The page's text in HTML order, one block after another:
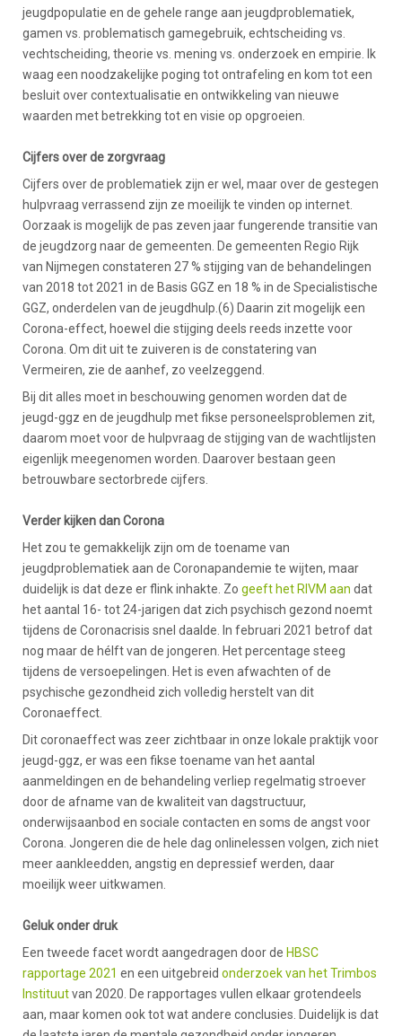
jeugdpopulatie en de gehele range aan jeugdproblematiek,
gamen vs. problematisch gamegebruik, echtscheiding vs.
vechtscheiding, theorie vs. mening vs. onderzoek en empirie. Ik
waag een noodzakelijke poging tot ontrafeling en kom tot een
besluit over contextualisatie en ontwikkeling van nieuwe
waarden met betrekking tot en visie op opgroeien.
Cijfers over de zorgvraag
Cijfers over de problematiek zijn er wel, maar over de gestegen
hulpvraag verrassend zijn ze moeilijk te vinden op internet.
Oorzaak is mogelijk de pas zeven jaar fungerende transitie van
de jeugdzorg naar de gemeenten. De gemeenten Regio Rijk
van Nijmegen constateren 27 % stijging van de behandelingen
van 2018 tot 2021 in de Basis GGZ en 18 % in de Specialistische
GGZ, onderdelen van de jeugdhulp.(6) Daarin zit mogelijk een
Corona-effect, hoewel die stijging deels reeds inzette voor
Corona. Om dit uit te zuiveren is de constatering van
Vermeiren, zie de aanhef, zo veelzeggend.
Bij dit alles moet in beschouwing genomen worden dat de
jeugd-ggz en de jeugdhulp met fikse personeelsproblemen zit,
daarom moet voor de hulpvraag de stijging van de wachtlijsten
eigenlijk meegenomen worden. Daarover bestaan geen
betrouwbare sectorbrede cijfers.
Verder kijken dan Corona
Het zou te gemakkelijk zijn om de toename van
jeugdproblematiek aan de Coronapandemie te wijten, maar
duidelijk is dat deze er flink inhakte. Zo geeft het RIVM aan dat
het aantal 16- tot 24-jarigen dat zich psychisch gezond noemt
tijdens de Coronacrisis snel daalde. In februari 2021 betrof dat
nog maar de hélft van de jongeren. Het percentage steeg
tijdens de versoepelingen. Het is even afwachten of de
psychische gezondheid zich volledig herstelt van dit
Coronaeffect.
Dit coronaeffect was zeer zichtbaar in onze lokale praktijk voor
jeugd-ggz, er was een fikse toename van het aantal
aanmeldingen en de behandeling verliep regelmatig stroever
door de afname van de kwaliteit van dagstructuur,
onderwijsaanbod en sociale contacten en soms de angst voor
Corona. Jongeren die de hele dag onlinelessen volgen, zich niet
meer aankleedden, angstig en depressief werden, daar
moeilijk weer uitkwamen.
Geluk onder druk
Een tweede facet wordt aangedragen door de HBSC
rapportage 2021 en een uitgebreid onderzoek van het Trimbos
Instituutvan 2020. De rapportages vullen elkaar grotendeels
aan, maar komen ook tot wat andere conclusies. Duidelijk is dat